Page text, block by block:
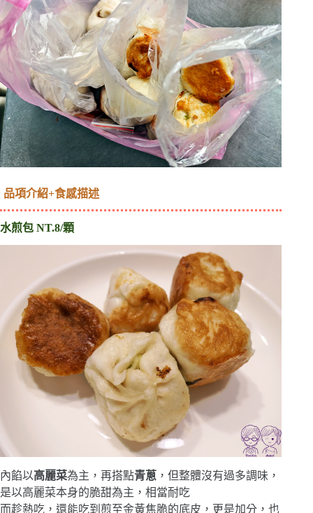
品項介紹+食感描述
水煎包 NT.8/顆
內餡以高麗菜為主，再搭點青蔥 ，但整體沒有過多調味，
是以高麗菜本身的脆甜為主，相當耐吃
而趁熱吃，還能吃到煎至金黃焦脆的底皮，更是加分，也